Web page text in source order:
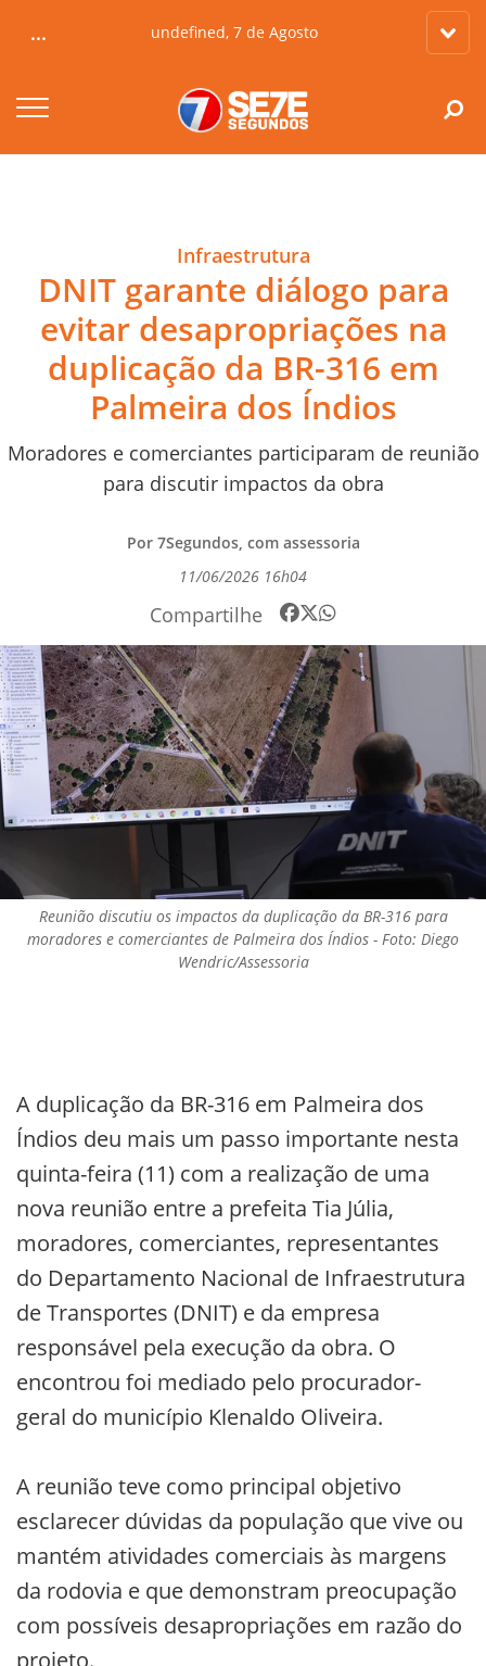
... undefined, 7 de Agosto
Infraestrutura
DNIT garante diálogo para
evitar desapropriações na
duplicação da BR-316 em
Palmeira dos Índios
Moradores e comerciantes participaram de reunião
para discutir impactos da obra
Por 7Segundos, com assessoria
11/06/2026 16h04
Compartilhe
Reunião discutiu os impactos da duplicação da BR-316 para
moradores e comerciantes de Palmeira dos Índios - Foto: Diego
Wendric/Assessoria
A duplicação da BR-316 em Palmeira dos
Índios deu mais um passo importante nesta
quinta-feira (11) com a realização de uma
nova reunião entre a prefeita Tia Júlia,
moradores, comerciantes, representantes
do Departamento Nacional de Infraestrutura
de Transportes (DNIT) e da empresa
responsável pela execução da obra. O
encontrou foi mediado pelo procurador-
geral do município Klenaldo Oliveira.
A reunião teve como principal objetivo
esclarecer dúvidas da população que vive ou
mantém atividades comerciais às margens
da rodovia e que demonstram preocupação
com possíveis desapropriações em razão do
projeto.